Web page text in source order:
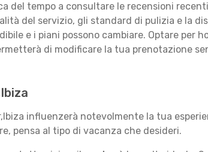
del tempo a consultare le recensioni
del servizio, gli standard di pulizia e la
e i piani possono cambiare. Optare per
di modificare la tua prenotazione
influenzerà notevolmente la tua
pensa al tipo di vacanza che desideri.